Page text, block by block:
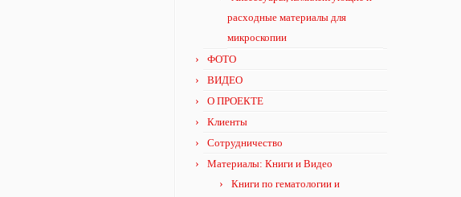
расходные материалы для
микроскопии
ФОТО
ВИДЕО
О ПРОЕКТЕ
Клиенты
Сотрудничество
Материалы: Книги и Видео
Книги по гематологии и